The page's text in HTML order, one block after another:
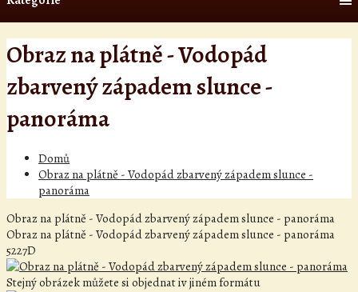
Obraz na plátně - Vodopád
zbarvený západem slunce -
panoráma
Domů
Obraz na plátně - Vodopád zbarvený západem slunce -
panoráma
Obraz na plátně - Vodopád zbarvený západem slunce - panoráma
Obraz na plátně - Vodopád zbarvený západem slunce - panoráma
5227D
Stejný obrázek můžete si objednat iv jiném formátu